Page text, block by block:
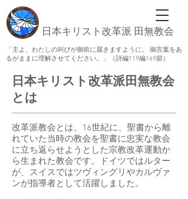
日本キリスト改革派 田無教会
「主よ、わたしの叫びが御前に届きますように。 御言葉をあ
るがままに理解させてください。」（詩編119編169節）
日本キリスト改革派田無教会
とは
改革派教会とは、16世紀に、聖書から離
れていた当時の教会を聖書に忠実な教会
に立ち返らせようとした宗教改革運動か
ら生まれた教会です。ドイツではルター
が、スイスではツヴィングリやカルヴァ
ンが指導者として活躍しました。